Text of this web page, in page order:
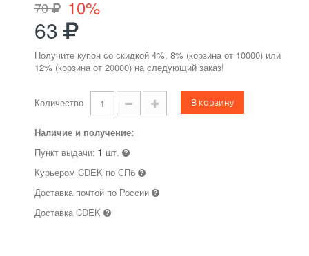
70 10%
63
Получите купон со скидкой 4%, 8% (корзина от 10000) или
12% (корзина от 20000) на следующий заказ!
Количество В корзину
Наличие и получение:
Пункт выдачи: 1 шт.
Курьером CDEK по СПб
Доставка почтой по России
Доставка CDEK